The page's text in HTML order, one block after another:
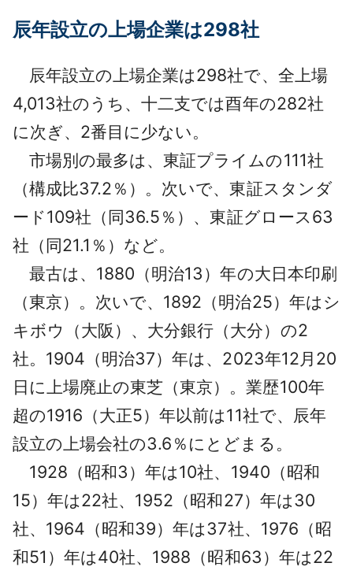
辰年設立の上場企業は298社
辰年設立の上場企業は298社で、全上場
4,013社のうち、十二支では酉年の282社
に次ぎ、2番目に少ない。
市場別の最多は、東証プライムの111社
（構成比37.2％）。次いで、東証スタンダ
ード109社（同36.5％）、東証グロース63
社（同21.1％）など。
最古は、1880（明治13）年の大日本印刷
（東京）。次いで、1892（明治25）年はシ
キボウ（大阪）、大分銀行（大分）の2
社。1904（明治37）年は、2023年12月20
日に上場廃止の東芝（東京）。業歴100年
超の1916（大正5）年以前は11社で、辰年
設立の上場会社の3.6％にとどまる。
1928（昭和3）年は10社、1940（昭和
15）年は22社、1952（昭和27）年は30
社、1964（昭和39）年は37社、1976（昭
和51）年は40社、1988（昭和63）年は22